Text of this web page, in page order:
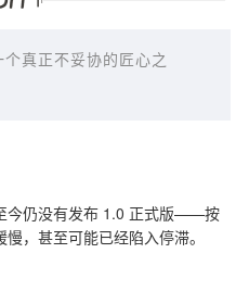
真正不妥协的匠心之
今仍没有发布 1.0 正式版——按
，甚至可能已经陷入停滞。